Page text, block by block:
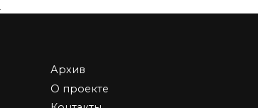
как
Архив
О проекте